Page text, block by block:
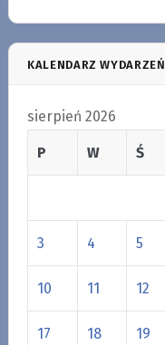
KALENDARZ WYDARZEŃ
sierpień 2026
P W Ś
3 4 5
10 11 12
17 18 19